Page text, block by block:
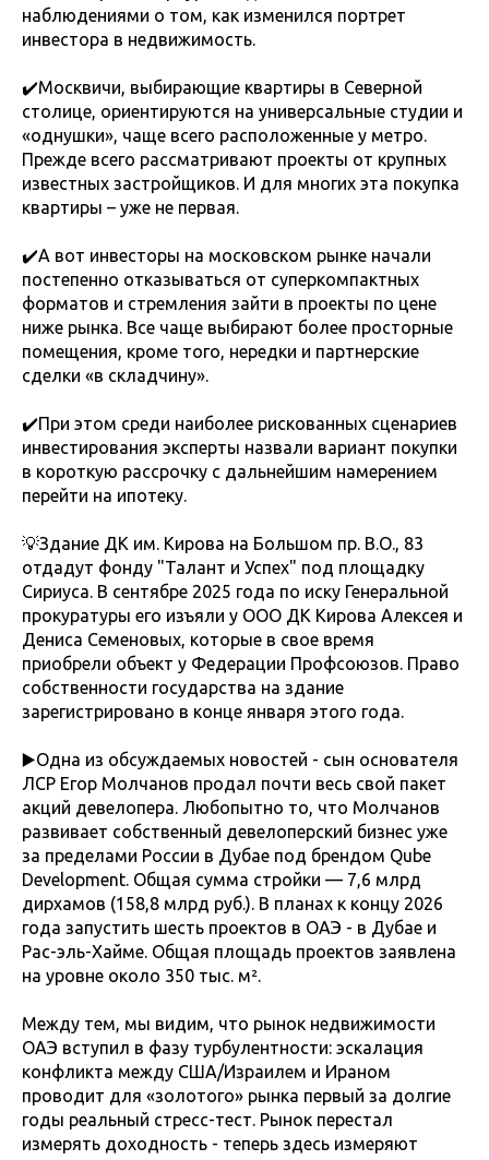
наблюдениями о том, как изменился портрет
инвестора в недвижимость.
✔️Москвичи, выбирающие квартиры в Северной
столице, ориентируются на универсальные студии и
«однушки», чаще всего расположенные у метро.
Прежде всего рассматривают проекты от крупных
известных застройщиков. И для многих эта покупка
квартиры – уже не первая.
✔️А вот инвесторы на московском рынке начали
постепенно отказываться от суперкомпактных
форматов и стремления зайти в проекты по цене
ниже рынка. Все чаще выбирают более просторные
помещения, кроме того, нередки и партнерские
сделки «в складчину».
✔️При этом среди наиболее рискованных сценариев
инвестирования эксперты назвали вариант покупки
в короткую рассрочку с дальнейшим намерением
перейти на ипотеку.
💡Здание ДК им. Кирова на Большом пр. В.О., 83
отдадут фонду "Талант и Успех" под площадку
Сириуса. В сентябре 2025 года по иску Генеральной
прокуратуры его изъяли у ООО ДК Кирова Алексея и
Дениса Семеновых, которые в свое время
приобрели объект у Федерации Профсоюзов. Право
собственности государства на здание
зарегистрировано в конце января этого года.
▶️Одна из обсуждаемых новостей - сын основателя
ЛСР Егор Молчанов продал почти весь свой пакет
акций девелопера. Любопытно то, что Молчанов
развивает собственный девелоперский бизнес уже
за пределами России в Дубае под брендом Qube
Development. Общая сумма стройки — 7,6 млрд
дирхамов (158,8 млрд руб.). В планах к концу 2026
года запустить шесть проектов в ОАЭ - в Дубае и
Рас-эль-Хайме. Общая площадь проектов заявлена
на уровне около 350 тыс. м².
Между тем, мы видим, что рынок недвижимости
ОАЭ вступил в фазу турбулентности: эскалация
конфликта между США/Израилем и Ираном
проводит для «золотого» рынка первый за долгие
годы реальный стресс-тест. Рынок перестал
измерять доходность - теперь здесь измеряют